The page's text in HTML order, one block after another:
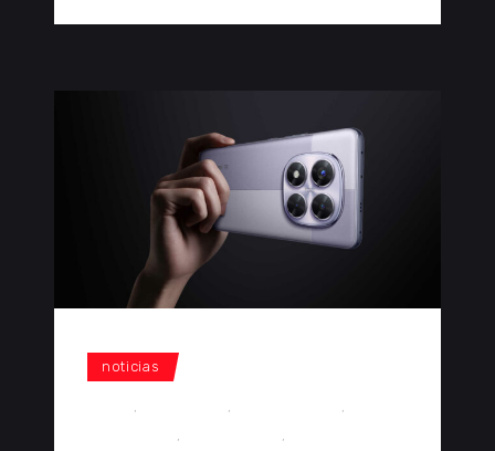
noticias
, ,
,
, ,